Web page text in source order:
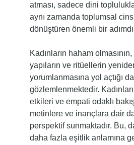
atması, sadece dini
aynı zamanda toplumsal
dönüştüren önemli bir
Kadınların haham
yapıların ve ritüellerin
yorumlanmasına yol açtığı da
gözlemlenmektedir.
etkileri ve empati odaklı
metinlere ve inançlara dair
perspektif sunmaktadır. Bu,
daha fazla eşitlik anlamına